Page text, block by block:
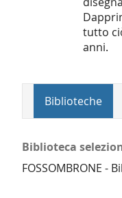
tutto
anni.
Biblioteche
Biblioteca
FOSSOMBRONE -